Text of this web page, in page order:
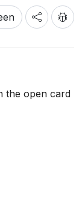
the open card